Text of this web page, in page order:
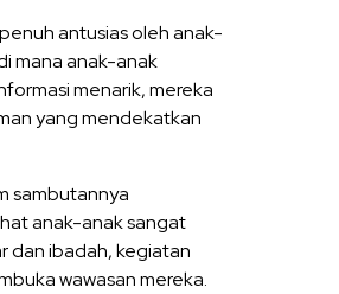
antusias oleh anak-
mana anak-anak
menarik, mereka
yang mendekatkan
sambutannya
anak-anak sangat
dan ibadah, kegiatan
wawasan mereka.